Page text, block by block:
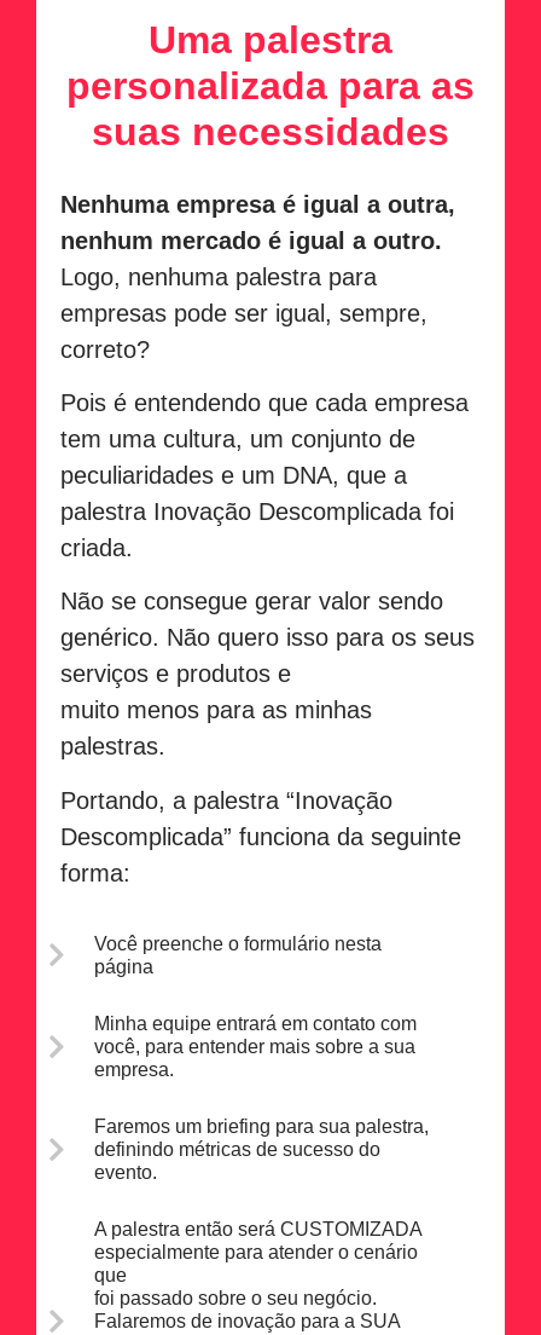
Uma palestra
personalizada para as
suas necessidades
Nenhuma empresa é igual a outra,
nenhum mercado é igual a outro.
Logo, nenhuma palestra para
empresas pode ser igual, sempre,
correto?
Pois é entendendo que cada empresa
tem uma cultura, um conjunto de
peculiaridades e um DNA, que a
palestra Inovação Descomplicada foi
criada.
Não se consegue gerar valor sendo
genérico. Não quero isso para os seus
serviços e produtos e
muito menos para as minhas
palestras.
Portando, a palestra “Inovação
Descomplicada” funciona da seguinte
forma:
Você preenche o formulário nesta
página
Minha equipe entrará em contato com
você, para entender mais sobre a sua
empresa.
Faremos um briefing para sua palestra,
definindo métricas de sucesso do
evento.
A palestra então será CUSTOMIZADA
especialmente para atender o cenário
que
foi passado sobre o seu negócio.
Falaremos de inovação para a SUA